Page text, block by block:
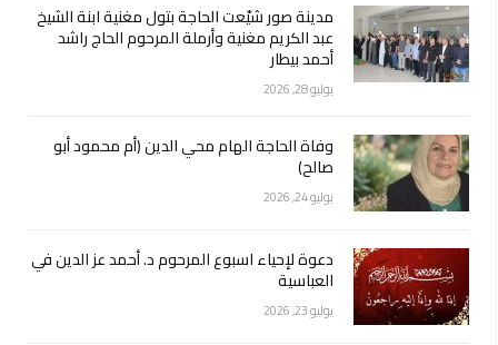
مدينة صور شيّعت الحاجة بتول مغنية ابنة الشيخ
عبد الكريم مغنية وأرملة المرحوم الحاج راشد
أحمد بيطار
يوليو 28, 2026
وفاة الحاجة الهام محي الدين (أم محمود أبو
صالح)
يوليو 24, 2026
دعوة لإحياء اسبوع المرحوم د. أحمد عز الدين في
العباسية
يوليو 23, 2026